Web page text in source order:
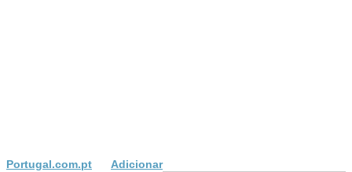
Portugal.com.pt
Adicionar